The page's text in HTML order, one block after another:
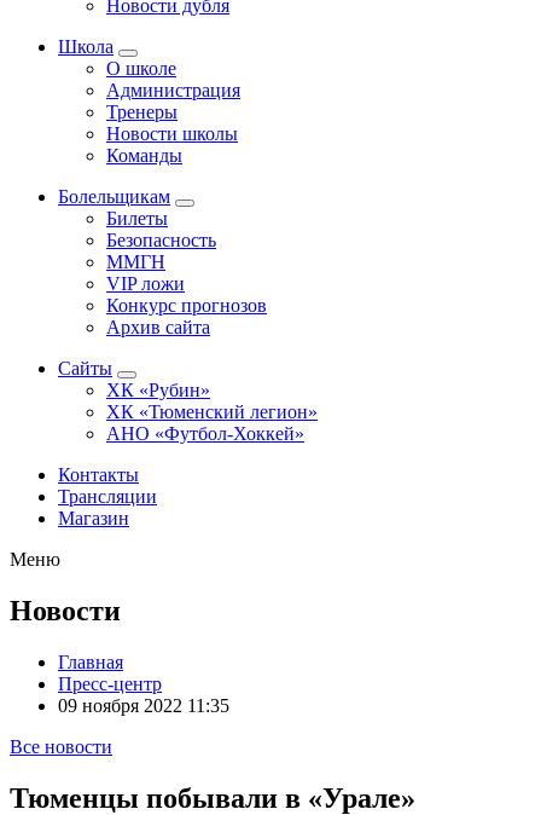
Новости дубля
Школа
О школе
Администрация
Тренеры
Новости школы
Команды
Болельщикам
Билеты
Безопасность
ММГН
VIP ложи
Конкурс прогнозов
Архив сайта
Сайты
ХК «Рубин»
ХК «Тюменский легион»
АНО «Футбол-Хоккей»
Контакты
Трансляции
Магазин
Меню
Новости
Главная
Пресс-центр
09 ноября 2022 11:35
Все новости
Тюменцы побывали в «Урале»